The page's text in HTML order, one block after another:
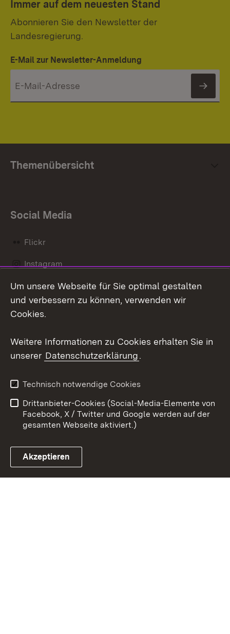
Immer auf dem neuesten Stand
Abonnieren Sie den Newsletter der
Landesregierung.
E-Mail zur Newsletter-Anmeldung
Themenübersicht
Social Media
Flickr
Instagram
Social Wall
Link zum Landesportal
Barrierefreiheit
Benutzungshinweise
Impressum
Cookies
Um unsere Webseite für Sie optimal gestalten
und verbessern zu können, verwenden wir
Cookies.
Weitere Informationen zu Cookies erhalten Sie in
unserer Datenschutzerklärung.
Technisch notwendige Cookies
Drittanbieter-Cookies (Social-Media-Elemente von
Facebook, X / Twitter und Google werden auf der
gesamten Webseite aktiviert.)
Akzeptieren